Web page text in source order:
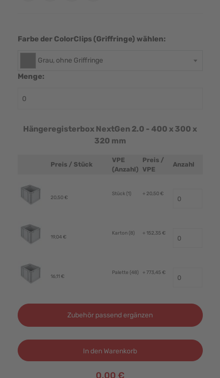
Farbe der ColorClips (Griffringe) wählen:
Grau, ohne Griffringe
Menge:
Hängeregisterbox NextGen 2.0 - 400 x 300 x
320 mm
Produktbild
Preis / Stück
VPE
(Anzahl)
Preis /
VPE
Anzahl
20,50 €
Stück (1) + 20,50 €
19,04 €
Karton (8) + 152,35 €
16,11 €
Palette (48) + 773,45 €
Zubehör passend ergänzen
In den Warenkorb
0,00 €